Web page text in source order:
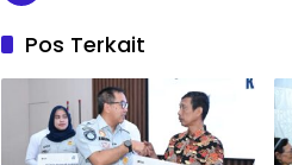
Pos Terkait